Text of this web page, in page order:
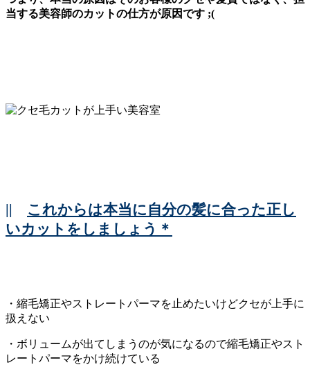
当する美容師のカットの仕方が原因です ;(
|| これからは本当に自分の髪に合った正し
いカットをしましょう＊
・縮毛矯正やストレートパーマを止めたいけどクセが上手に
扱えない
・ボリュームが出てしまうのが気になるので縮毛矯正やスト
レートパーマをかけ続けている